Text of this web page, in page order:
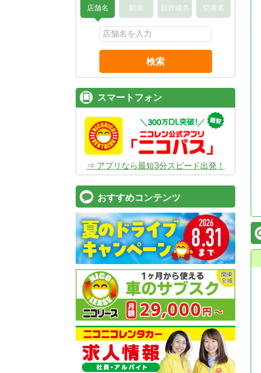
店舗名 駅名 新幹線名 空港名
検索
スマートフォン
⇒ アプリなら最短3分スピード出発！
おすすめコンテンツ